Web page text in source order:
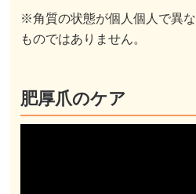
※角質の状態が個人個人で異
ものではありません。
肥厚爪のケア